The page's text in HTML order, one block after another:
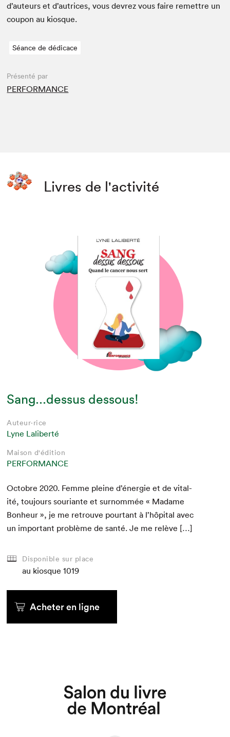
Que cherchez-vous?
d’auteurs et d’autrices, vous devrez vous faire remet­tre un
coupon au kiosque.
Séance de dédicace
Présenté par
PERFORMANCE
Livres de l'activité
Sang...dessus dessous!
Auteur·rice
Lyne Laliberté
Maison d'édition
PERFORMANCE
Octo­bre2020. Femme pleine d’énergie et de vital­
ité, tou­jours souri­ante et surnom­mée « Madame
Bon­heur », je me retrou­ve pour­tant à l’hôpital avec
un impor­tant prob­lème de san­té. Je me relève […]
Disponible sur place
au kiosque 1019
Acheter en ligne